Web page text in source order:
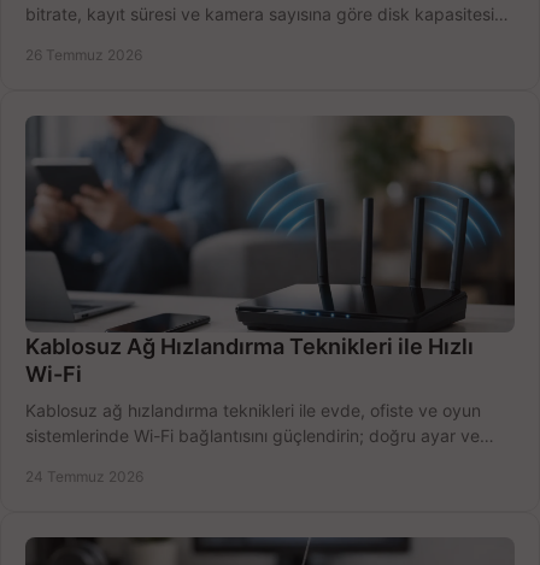
bitrate, kayıt süresi ve kamera sayısına göre disk kapasitesini
26 Temmuz 2026
Kablosuz Ağ Hızlandırma Teknikleri ile Hızlı
Wi-Fi
Kablosuz ağ hızlandırma teknikleri ile evde, ofiste ve oyun
sistemlerinde Wi-Fi bağlantısını güçlendirin; doğru ayar ve
24 Temmuz 2026